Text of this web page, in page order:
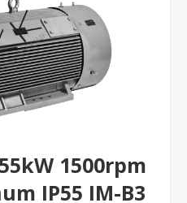
1500rpm
IP55 IM-B3